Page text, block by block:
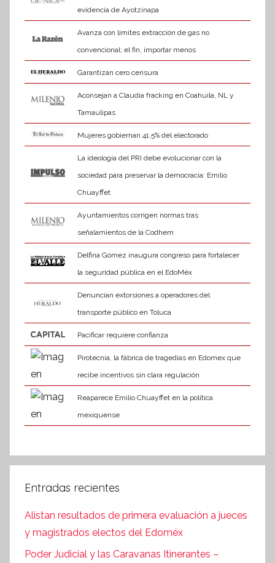
evidencia de Ayotzinapa
Avanza con límites extracción de gas no
convencional; el fin, importar menos
Garantizan cero censura
Aconsejan a Claudia fracking en Coahuila, NL y
Tamaulipas
Mujeres gobiernan 41.5% del electorado
La ideología del PRI debe evolucionar con la
sociedad para preservar la democracia: Emilio
Chuayffet
Ayuntamientos corrigen normas tras
señalamientos de la Codhem
Delfina Gómez inaugura congreso para fortalecer
la seguridad pública en el EdoMéx
Denuncian extorsiones a operadores del
transporte público en Toluca
Pacificar requiere confianza
Pirotecnia, la fábrica de tragedias en Edomex que
recibe incentivos sin clara regulación
Reaparece Emilio Chuayffet en la política
mexiquense
Entradas recientes
Alistan resultados de primera evaluación a jueces
y magistrados electos del Edoméx
Poder Judicial y las Caravanas Itinerantes –